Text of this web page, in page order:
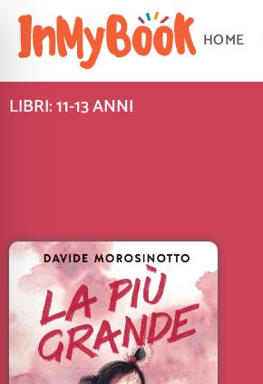
Vai
contenuto
HOME
LIBRI: 11-13 ANNI